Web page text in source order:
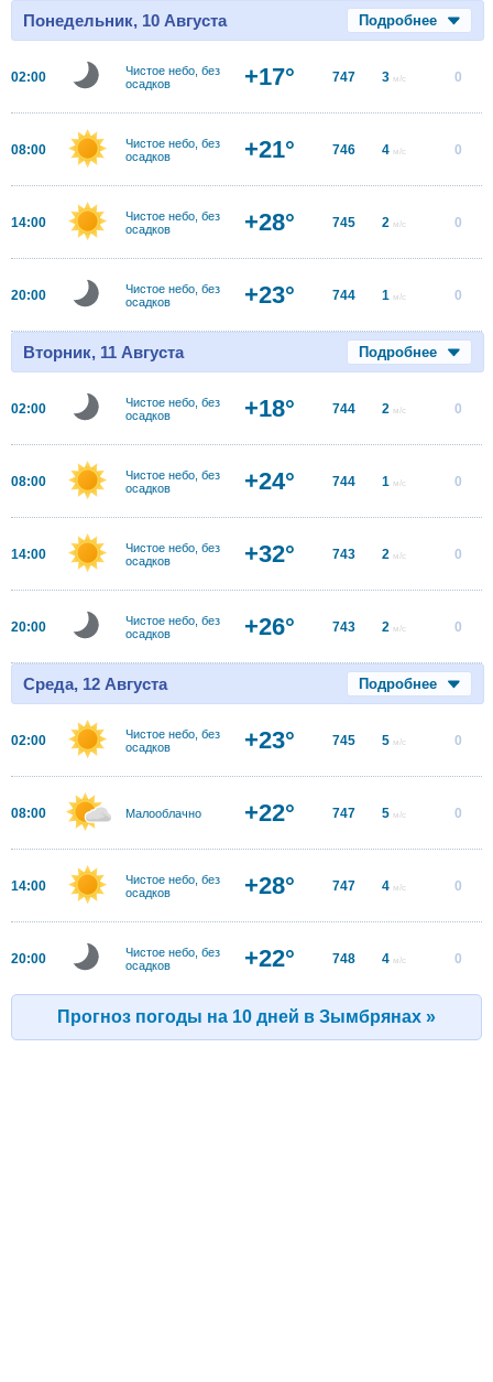
Понедельник, 10 Августа Подробнее
02:00
Чистое небо, без
осадков
+17° 747 3 м/с 0
08:00
Чистое небо, без
осадков
+21° 746 4 м/с 0
14:00
Чистое небо, без
осадков
+28° 745 2 м/с 0
20:00
Чистое небо, без
осадков
+23° 744 1 м/с 0
Вторник, 11 Августа Подробнее
02:00
Чистое небо, без
осадков
+18° 744 2 м/с 0
08:00
Чистое небо, без
осадков
+24° 744 1 м/с 0
14:00
Чистое небо, без
осадков
+32° 743 2 м/с 0
20:00
Чистое небо, без
осадков
+26° 743 2 м/с 0
Среда, 12 Августа Подробнее
02:00
Чистое небо, без
осадков
+23° 745 5 м/с 0
08:00 Малооблачно +22° 747 5 м/с 0
14:00
Чистое небо, без
осадков
+28° 747 4 м/с 0
20:00
Чистое небо, без
осадков
+22° 748 4 м/с 0
Прогноз погоды на 10 дней в Зымбрянах »